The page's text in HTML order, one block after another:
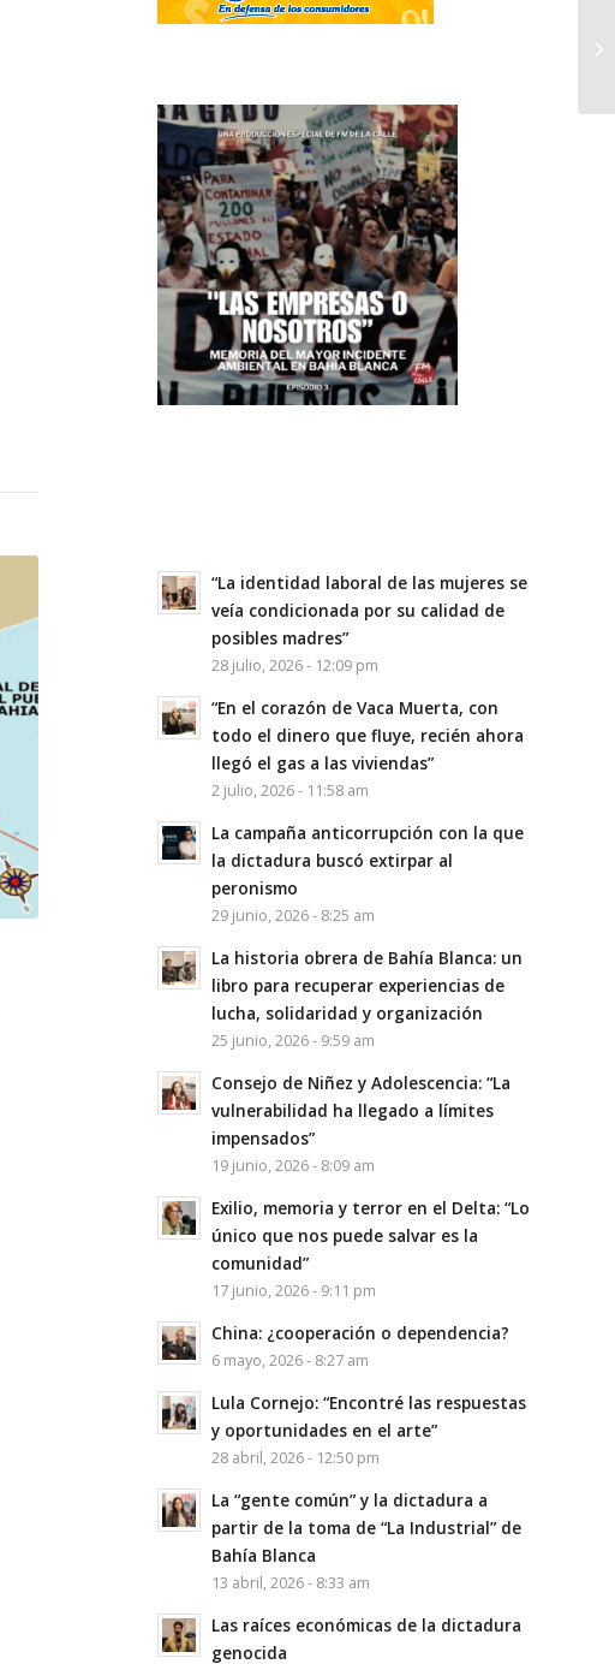
“La identidad laboral de las mujeres se
veía condicionada por su calidad de
posibles madres”
28 julio, 2026 - 12:09 pm
“En el corazón de Vaca Muerta, con
todo el dinero que fluye, recién ahora
llegó el gas a las viviendas”
2 julio, 2026 - 11:58 am
La campaña anticorrupción con la que
la dictadura buscó extirpar al
peronismo
29 junio, 2026 - 8:25 am
La historia obrera de Bahía Blanca: un
libro para recuperar experiencias de
lucha, solidaridad y organización
25 junio, 2026 - 9:59 am
Consejo de Niñez y Adolescencia: “La
vulnerabilidad ha llegado a límites
impensados”
19 junio, 2026 - 8:09 am
Exilio, memoria y terror en el Delta: “Lo
único que nos puede salvar es la
comunidad”
17 junio, 2026 - 9:11 pm
China: ¿cooperación o dependencia?
6 mayo, 2026 - 8:27 am
Lula Cornejo: “Encontré las respuestas
y oportunidades en el arte”
28 abril, 2026 - 12:50 pm
La “gente común” y la dictadura a
partir de la toma de “La Industrial” de
Bahía Blanca
13 abril, 2026 - 8:33 am
Las raíces económicas de la dictadura
genocida